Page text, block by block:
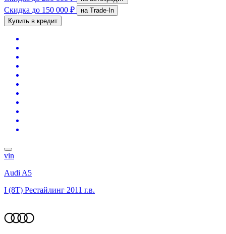
Скидка до 150 000 ₽
на Trade-In
Купить в кредит
vin
Audi A5
I (8T) Рестайлинг 2011 г.в.